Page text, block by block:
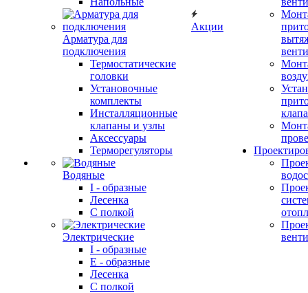
Арматура для
подключения
Термостатические
головки
Установочные
комплекты
Инсталляционные
клапаны и узлы
Аксессуары
Терморегуляторы
Водяные
I - образные
Лесенка
С полкой
Электрические
I - образные
E - образные
Лесенка
С полкой
Акции